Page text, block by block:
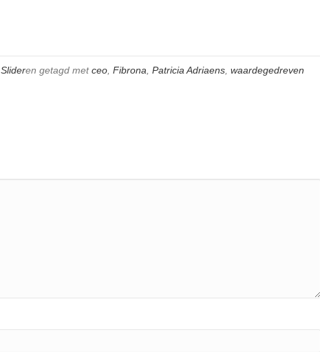
Slideren getagd metceo Fibrona Patricia Adriaens waardegedreven